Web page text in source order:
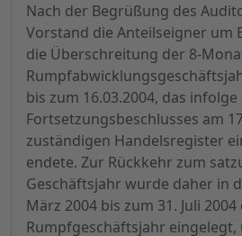
Nach der Begrüßung des
Vorstand die Anteilseigner um
die Überschreitung der 8-
bis zum 16.03.2004, das
Fortsetzungsbeschlusses am
zuständigen Handelsregister
endete. Zur Rückkehr zum
Geschäftsjahr wurde daher in
März 2004 bis zum 31. Juli
Rumpfgeschäftsjahr eingelegt,